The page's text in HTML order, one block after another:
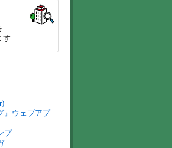
す
』ウェブアプ
プ